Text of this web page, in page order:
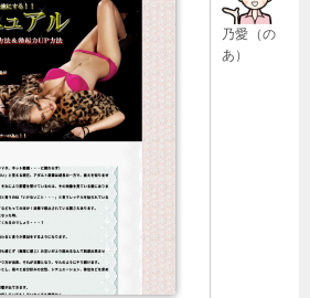
乃愛（の
あ）